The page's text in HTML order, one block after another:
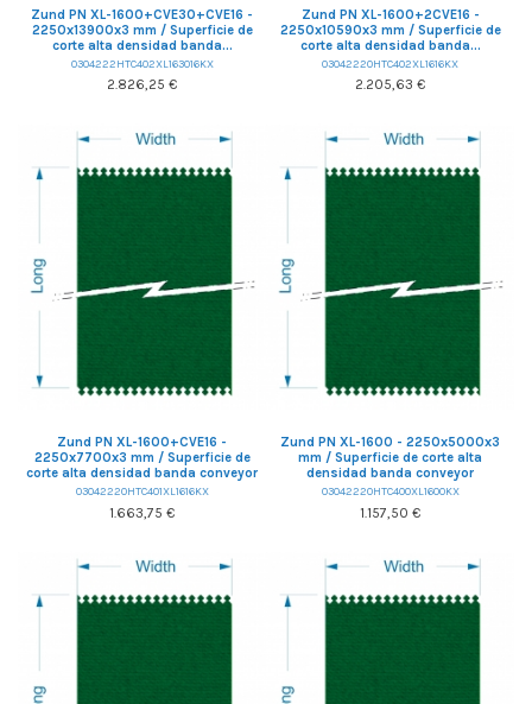
Zund PN XL-1600+CVE30+CVE16 -
2250x13900x3 mm / Superficie de
corte alta densidad banda...
0304222HTC402XL163016KX
2.826,25 €
Zund PN XL-1600+2CVE16 -
2250x10590x3 mm / Superficie de
corte alta densidad banda...
03042220HTC402XL1616KX
2.205,63 €
Zund PN XL-1600+CVE16 -
2250x7700x3 mm / Superficie de
corte alta densidad banda conveyor
03042220HTC401XL1616KX
1.663,75 €
Zund PN XL-1600 - 2250x5000x3
mm / Superficie de corte alta
densidad banda conveyor
03042220HTC400XL1600KX
1.157,50 €